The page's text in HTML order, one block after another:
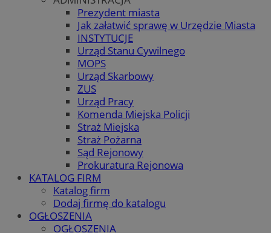
Prezydent miasta
Jak załatwić sprawę w Urzędzie Miasta
INSTYTUCJE
Urząd Stanu Cywilnego
MOPS
Urząd Skarbowy
ZUS
Urząd Pracy
Komenda Miejska Policji
Straż Miejska
Straż Pożarna
Sąd Rejonowy
Prokuratura Rejonowa
KATALOG FIRM
Katalog firm
Dodaj firmę do katalogu
OGŁOSZENIA
OGŁOSZENIA